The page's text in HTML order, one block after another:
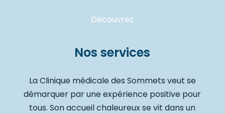
Découvrez
Nos services
La Clinique médicale des Sommets veut se
démarquer par une expérience positive pour
tous. Son accueil chaleureux se vit dans un